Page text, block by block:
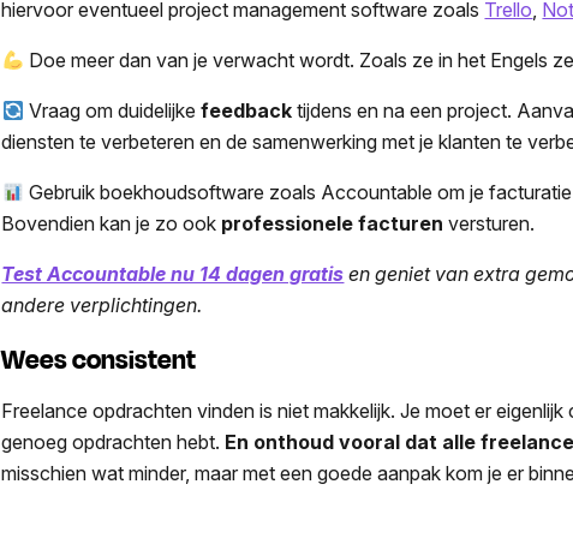
hiervoor eventueel project management software zoals Trello,
Doe meer dan van je verwacht wordt. Zoals ze in het Engels
Vraag om duidelijke feedbacktijdens en na een project.
diensten te verbeteren en de samenwerking met je klanten te
Gebruik boekhoudsoftware zoals Accountable om je
Bovendien kan je zo ook professionele facturen versturen.
Test Accountable nu 14 dagen gratis en geniet van extra
andere verplichtingen.
Wees consistent
Freelance opdrachten vinden is niet makkelijk. Je moet er
genoeg opdrachten hebt. En onthoud vooral dat alle
misschien wat minder, maar met een goede aanpak kom je er